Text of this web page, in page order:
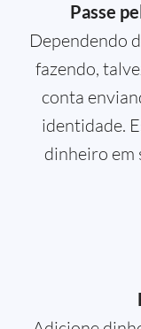
Passe
Dependendo
fazendo,
conta
identidade.
dinheiro em